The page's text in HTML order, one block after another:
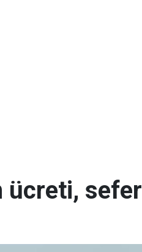
ücreti, sefer